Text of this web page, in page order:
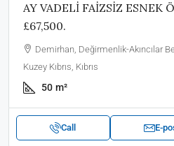
AY VADELİ FAİZSİZ ESNEK
£67,500.
Demirhan, Değirmenlik-Akıncılar
Kuzey Kıbrıs, Kıbrıs
50 m²
Call E-